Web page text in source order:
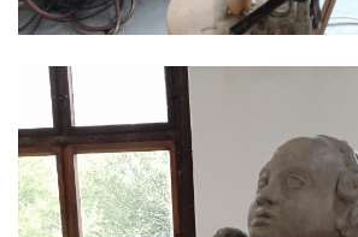
Socha svatého Jana Nepomuckého před
Obrázek Ježíš jako Dobrý pastýř u studánky
Pod obrázkem na Kamenné cestě pod
Plešným
Olžin pád
Socha svatého Rocha na schodišti ke